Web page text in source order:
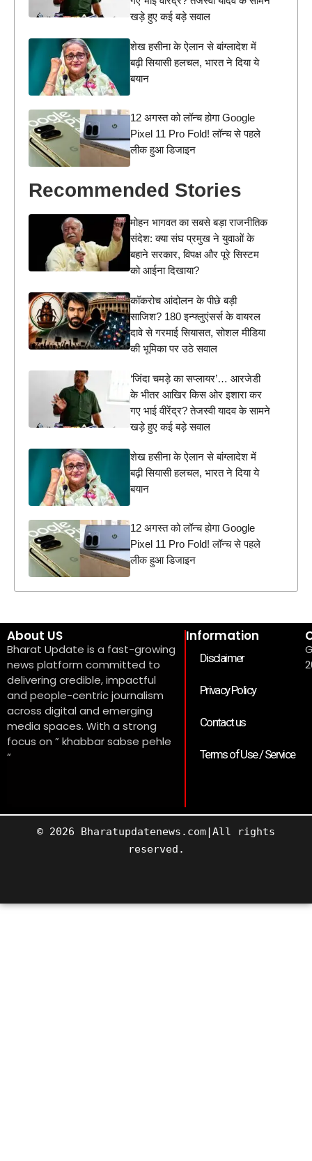
खड़े हुए कई बड़े सवाल
शेख हसीना के ऐलान से बांग्लादेश में
बढ़ी सियासी हलचल, भारत ने दिया ये
बयान
12 अगस्त को लॉन्च होगा Google
Pixel 11 Pro Fold! लॉन्च से पहले
लीक हुआ डिजाइन
Recommended Stories
मोहन भागवत का सबसे बड़ा राजनीतिक
संदेश: क्या संघ प्रमुख ने युवाओं के
बहाने सरकार, विपक्ष और पूरे सिस्टम
को आईना दिखाया?
कॉकरोच आंदोलन के पीछे बड़ी
साजिश? 180 इन्फ्लुएंसर्स के वायरल
दावे से गरमाई सियासत, सोशल मीडिया
की भूमिका पर उठे सवाल
‘जिंदा चमड़े का सप्लायर’… आरजेडी
के भीतर आखिर किस ओर इशारा कर
गए भाई वीरेंद्र? तेजस्वी यादव के सामने
खड़े हुए कई बड़े सवाल
शेख हसीना के ऐलान से बांग्लादेश में
बढ़ी सियासी हलचल, भारत ने दिया ये
बयान
12 अगस्त को लॉन्च होगा Google
Pixel 11 Pro Fold! लॉन्च से पहले
लीक हुआ डिजाइन
About US
Bharat Update is a fast-growing
news platform committed to
delivering credible, impactful
and people-centric journalism
across digital and emerging
media spaces. With a strong
focus on ” khabbar sabse pehle
“
Information
Disclaimer
Privacy Policy
Contact us
Terms of Use / Service
© 2026 Bharatupdatenews.com|All rights
reserved.